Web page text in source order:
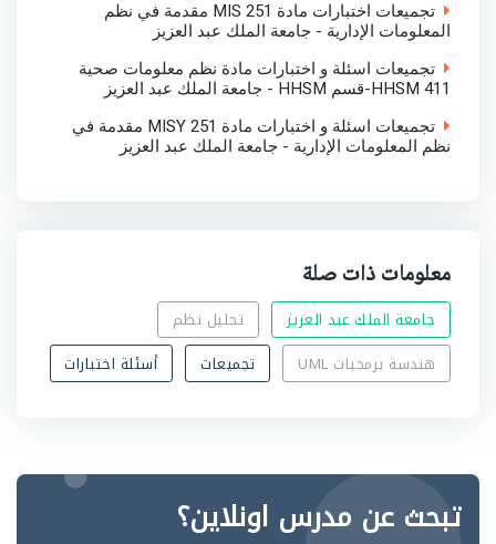
تجميعات اختبارات مادة MIS 251 مقدمة في نظم
المعلومات الإدارية - جامعة الملك عبد العزيز
تجميعات اسئلة و اختبارات مادة نظم معلومات صحية
HHSM 411-قسم HHSM - جامعة الملك عبد العزيز
تجميعات اسئلة و اختبارات مادة MISY 251 مقدمة في
نظم المعلومات الإدارية - جامعة الملك عبد العزيز
معلومات ذات صلة
جامعة الملك عبد العزيز
تحليل نظم
هندسة برمجيات UML
تجميعات أسئلة اختبارات
تبحث عن مدرس اونلاين؟